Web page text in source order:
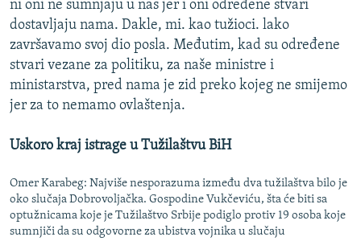
ni oni ne sumnjaju u nas jer i oni određene stvari
dostavljaju nama. Dakle, mi. kao tužioci. lako
završavamo svoj dio posla. Međutim, kad su određene
stvari vezane za politiku, za naše ministre i
ministarstva, pred nama je zid preko kojeg ne smijemo
jer za to nemamo ovlaštenja.
Uskoro kraj istrage u Tužilaštvu BiH
Omer Karabeg: Najviše nesporazuma između dva tužilaštva bilo je
oko slučaja Dobrovoljačka. Gospodine Vukčeviću, šta će biti sa
optužnicama koje je Tužilaštvo Srbije podiglo protiv 19 osoba koje
sumnjiči da su odgovorne za ubistva vojnika u slučaju